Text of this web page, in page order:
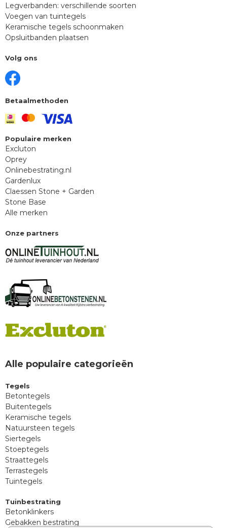
Legverbanden: verschillende soorten
Voegen van tuintegels
Keramische tegels schoonmaken
Opsluitbanden plaatsen
Volg ons
Betaalmethoden
Populaire merken
Excluton
Oprey
Onlinebestrating.nl
Gardenlux
Claessen Stone + Garden
Stone Base
Alle merken
Onze partners
Alle populaire categorieën
Tegels
Betontegels
Buitentegels
Keramische tegels
Natuursteen tegels
Siertegels
Stoeptegels
Straattegels
Terrastegels
Tuintegels
Tuinbestrating
Betonklinkers
Gebakken bestrating